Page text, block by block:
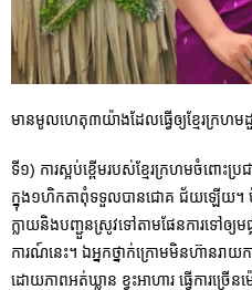
មានមូលហេតុ៣យ៉ាងដែលធ្វើឲ្យខ្មែរក្រហ
ទី១) ការស្អប់ខ្ពើមរបស់ខ្មែរក្រហមចំពោះ
ក្នុង១ហិកតាពុំទទួលបានជោគ ជ័យឡើយ។ ប៉ុន្
ក្លាយនិងបញ្ជួនស្រូវទៅតាមផែនការទៅឲ្យ
ការណ៍នេះ។ ឯអ្នកថ្នាក់ក្រោមមិនហ៊ានរ
ដោយភាពអត់ឃ្លាន ខ្វះអាហារ ធ្វើការច្រ